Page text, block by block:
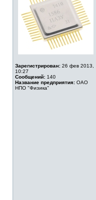
Зарегистрирован: 26 фев 2013,
10:27
Сообщений: 140
Название предприятия: ОАО
НПО "Физика"